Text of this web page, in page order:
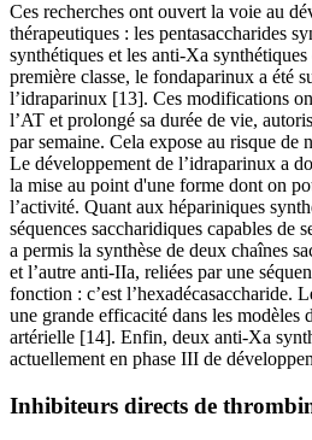
Ces recherches ont ouvert la voie au
thérapeutiques : les pentasaccharides
synthétiques et les anti-Xa
première classe, le fondaparinux a été
l’idraparinux [13]. Ces modifications
l’AT et prolongé sa durée de vie,
par semaine. Cela expose au risque de
Le développement de l’idraparinux a
la mise au point d'une forme dont on
l’activité. Quant aux hépariniques
séquences saccharidiques capables de
a permis la synthèse de deux chaînes
et l’autre anti-IIa, reliées par une
fonction : c’est l’hexadécasaccharide.
une grande efficacité dans les modèles
artérielle [14]. Enfin, deux anti-Xa
actuellement en phase III de
Inhibiteurs directs de